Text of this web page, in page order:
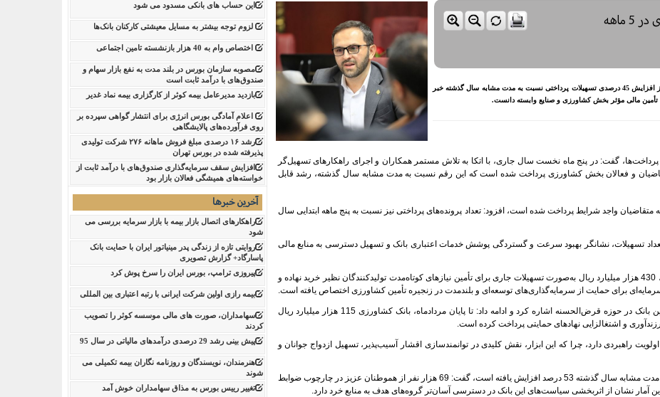
این حساب های بانکی مسدود می شود
لزوم توجه بیشتر به مسایل معیشتی کارکنان بانک‌ها
اختصاص وام به 40 هزار بازنشسته تامین اجتماعی
مصوبه سازمان بورس در بلند مدت به نفع بازار سهام و
صندوق‌های با درآمد ثابت است
بازدید مدیرعامل بیمه کوثر از کارگزاری بیمه نماد غدیر
اعلام آمادگی بورس انرژی برای انتشار گواهی سپرده بر
روی فرآورده‌های پالایشگاهی ‌
رشد ۱۶ درصدی مبلغ فروش ماهانه ۲۷۶ شرکت تولیدی
پذیرفته شده در بورس تهران
افزایش سقف سرمایه‌گذاری صندوق‌های با درآمد ثابت از
خواسته‌های همیشگی فعالان بازار بود
آخرین خبرها
راهکارهای اتصال بازار بیمه با بازار سرمایه بررسی می
شود
روایتی تازه از زندگی پدر مینیاتور ایران با حمایت بانک
پاسارگاد+ گزارش تصویری
پیروزی ترامپ، بورس ایران را سرخ پوش کرد
بیمه رازی اولین شرکت ایرانی با رتبه اعتباری بین المللی
سهامداران، صورت های مالی موسسه کوثر را تصویب
کردند
پیش بینی رشد 29 درصدی درآمدهای مالیاتی در سال 95
هنرمندان، نویسندگان و روزنامه نگاران بیمه تکمیلی می
شوند
تغییر رییس بورس به مذاق سهامداران خوش آمد
رشد 45 درصدی تسهیلات پرداختی بانک کشاورزی در 5 ماهه
نقدینه - مدیرعامل بانک کشاورزی، ضمن تشریح عملکرد پنج ماهه این بانک، از افزایش 45 درصدی تسهیلات پرداختی نسبت به مدت مشابه سال گذشته خبر
تأمین مالی مؤثر بخش کشاورزی و صنایع وابسته دانست.
پرداخت‌ها، گفت: در پنج ماه نخست سال جاری، با اتکا به تلاش مستمر همکاران و اجرای راهکارهای تسهیل‌گر
میلیارد ریال تسهیلات به متقاضیان و فعالان بخش کشاورزی پرداخت شده است که این رقم نسبت به مدت مشابه سال گذشته، رشد قابل
در قالب 206 هزار و 524 فقره تسهیلات به متقاضیان واجد شرایط پرداخت شده است، افزود: تعداد پرونده‌های پرداختی نیز نسبت به پنج ماهه ابتدایی سال
تسهیلات، نشانگر بهبود سرعت و گستردگی پوشش خدمات اعتباری بانک و تسهیل دسترسی به منابع مالی
متقی‌نیا در خصوص ترکیب این تسهیلات گفت: از کل مبلغ پرداختی، 430 هزار میلیارد ریال به‌صورت تسهیلات جاری برای تأمین نیازهای کوتاه‌مدت تولیدکنندگان نظیر خرید نهاده و
وی همچنین با اشاره به مسئولیت‌های اجتماعی بانک، به عملکرد این بانک در حوزه قرض‌الحسنه اشاره کرد و ادامه داد: تا پایان مردادماه، بانک کشاورزی 115 هزار میلیارد ریال
و اشتغالزایی نهادهای حمایتی پرداخت کرده است.
راهبردی دارد، چرا که این ابزار، نقش کلیدی در توانمندسازی اقشار آسیب‌پذیر، تسهیل ازدواج جوانان و
متقی‌نیا با بیان اینکه مبلغ تسهیلات قرض‌الحسنه پرداختی نسبت به مدت مشابه سال گذشته 53 درصد افزایش یافته است، گفت: 69 هزار نفر از هموطنان عزیز در چارچوب ضوابط
این آمار نشان از اثربخشی سیاست‌های این بانک در دسترسی آسان‌تر گروه‌های هدف به منابع خرد دارد.